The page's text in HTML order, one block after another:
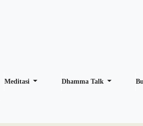
Meditasi Dhamma Talk